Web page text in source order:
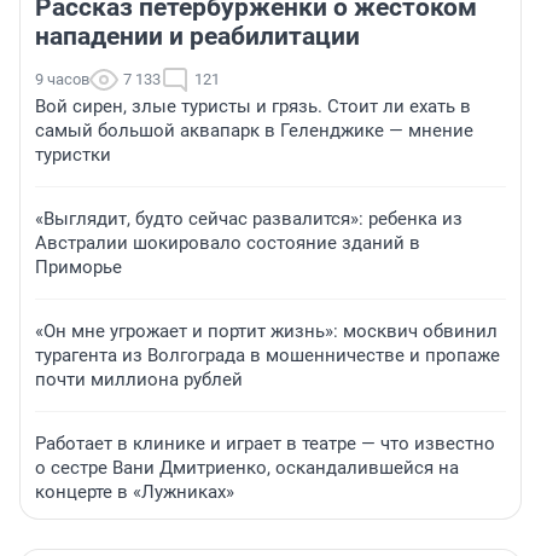
Рассказ петербурженки о жестоком
нападении и реабилитации
9 часов 7 133 121
Вой сирен, злые туристы и грязь. Стоит ли ехать в
самый большой аквапарк в Геленджике — мнение
туристки
«Выглядит, будто сейчас развалится»: ребенка из
Австралии шокировало состояние зданий в
Приморье
«Он мне угрожает и портит жизнь»: москвич обвинил
турагента из Волгограда в мошенничестве и пропаже
почти миллиона рублей
Работает в клинике и играет в театре — что известно
о сестре Вани Дмитриенко, оскандалившейся на
концерте в «Лужниках»